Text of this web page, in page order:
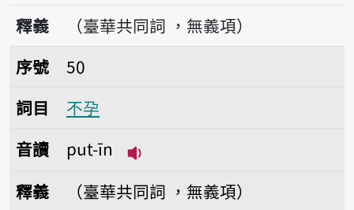
播放音讀put-hīng
釋義
（臺華共同詞 ，無義項）
序號50不孕
序號
50
詞目
不孕
音讀
put-īn
釋義
（臺華共同詞 ，無義項）